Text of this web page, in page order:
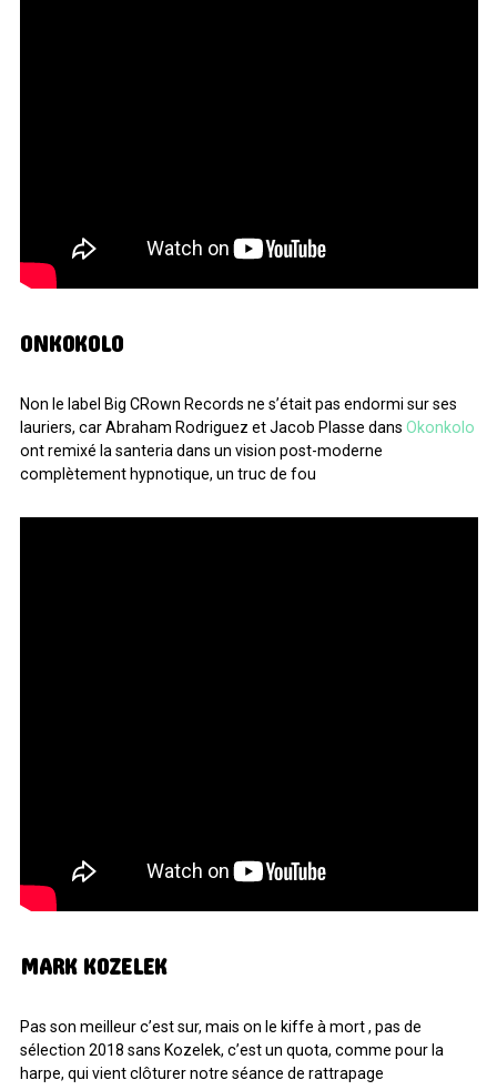
ONKOKOLO
Non le label Big CRown Records ne s’était pas endormi sur ses
lauriers, car Abraham Rodriguez et Jacob Plasse dans Okonkolo
ont remixé la santeria dans un vision post-moderne
complètement hypnotique, un truc de fou
MARK KOZELEK
Pas son meilleur c’est sur, mais on le kiffe à mort , pas de
sélection 2018 sans Kozelek, c’est un quota, comme pour la
harpe, qui vient clôturer notre séance de rattrapage